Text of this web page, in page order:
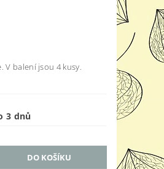
V balení jsou 4 kusy.
3 dnů